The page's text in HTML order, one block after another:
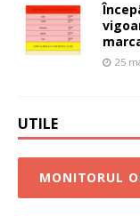
25
UTILE
MONITORUL